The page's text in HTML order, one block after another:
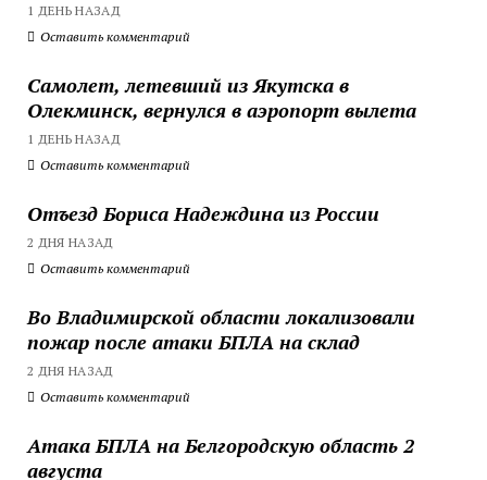
1 ДЕНЬ НАЗАД
Оставить комментарий
Самолет, летевший из Якутска в
Олекминск, вернулся в аэропорт вылета
1 ДЕНЬ НАЗАД
Оставить комментарий
Отъезд Бориса Надеждина из России
2 ДНЯ НАЗАД
Оставить комментарий
Во Владимирской области локализовали
пожар после атаки БПЛА на склад
2 ДНЯ НАЗАД
Оставить комментарий
Атака БПЛА на Белгородскую область 2
августа